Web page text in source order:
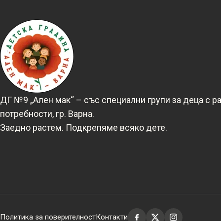
ДГ №9 „Ален мак“ – със специални групи за деца с
потребности, гр. Варна.
Заедно растем. Подкрепяме всяко дете.
Политика за поверителностКонтакти